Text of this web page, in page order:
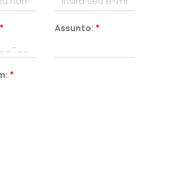
* Assunto: *
*